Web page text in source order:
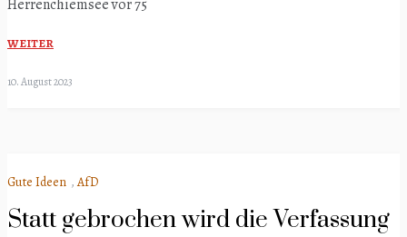
Herrenchiemsee vor 75
WEITER
10. August 2023
Gute Ideen ,AfD
Statt gebrochen wird die Verfassung